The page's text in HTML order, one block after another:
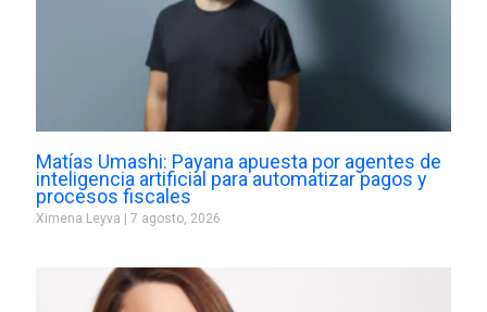
Matías Umashi: Payana apuesta por agentes de
inteligencia artificial para automatizar pagos y
procesos fiscales
Ximena Leyva 7 agosto, 2026